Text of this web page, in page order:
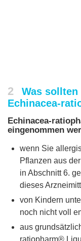
2
Was sollten
Echinacea-
Echinacea-
eingenommen
wenn Sie
Pflanzen aus
in Abschnitt 6.
dieses
von Kindern
noch nicht voll
aus
ratiopharm®